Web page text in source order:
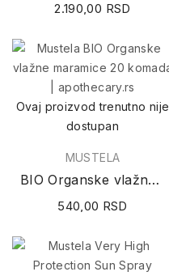
2.190,00 RSD
Ovaj proizvod trenutno nije
dostupan
MUSTELA
BIO Organske vlažne maramice 20 komada
540,00 RSD